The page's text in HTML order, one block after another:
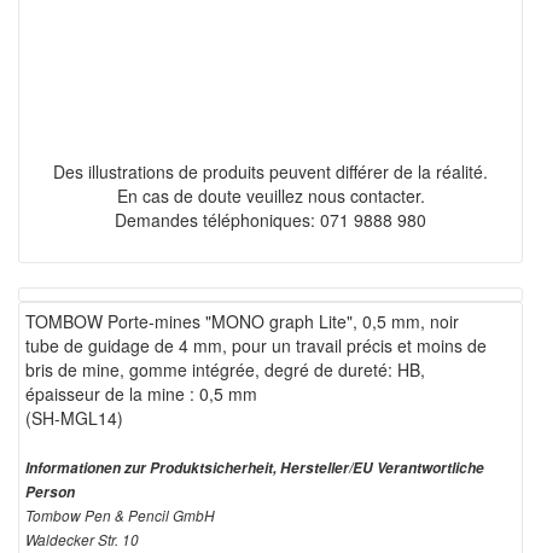
Des illustrations de produits peuvent différer de la réalité.
En cas de doute veuillez nous contacter.
Demandes téléphoniques: 071 9888 980
TOMBOW Porte-mines "MONO graph Lite", 0,5 mm, noir
tube de guidage de 4 mm, pour un travail précis et moins de
bris de mine, gomme intégrée, degré de dureté: HB,
épaisseur de la mine : 0,5 mm
(SH-MGL14)
Informationen zur Produktsicherheit, Hersteller/EU Verantwortliche
Person
Tombow Pen & Pencil GmbH
Waldecker Str. 10